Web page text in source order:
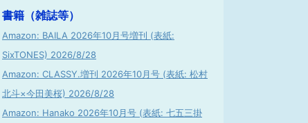
書籍（雑誌等）
Amazon: BAILA 2026年10月号増刊 (表紙:
SixTONES) 2026/8/28
Amazon: CLASSY.増刊 2026年10月号 (表紙: 松村
北斗×今田美桜) 2026/8/28
Amazon: Hanako 2026年10月号 (表紙: 七五三掛